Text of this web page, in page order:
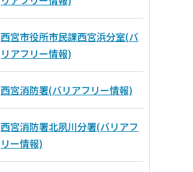
西宮市役所市民課西宮浜分室(バ
リアフリー情報)
西宮消防署(バリアフリー情報)
西宮消防署北夙川分署(バリアフ
リー情報)